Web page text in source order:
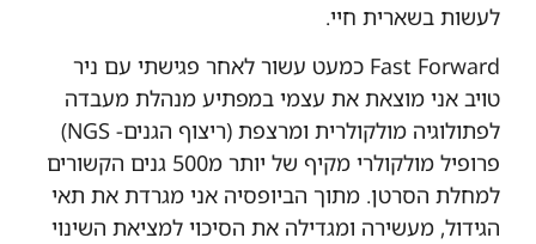
לעשות בשארית חיי.
Fast Forward כמעט עשור לאחר פגישתי עם ניר
טויב אני מוצאת את עצמי במפתיע מנהלת מעבדה
לפתולוגיה מולקולרית ומרצפת (ריצוף הגנים- NGS)
פרופיל מולקולרי מקיף של יותר מ500 גנים הקשורים
למחלת הסרטן. מתוך הביופסיה אני מגרדת את תאי
הגידול, מעשירה ומגדילה את הסיכוי למציאת השינוי